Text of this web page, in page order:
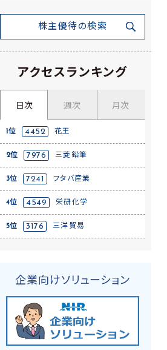
株主優待の検索
アクセスランキング
日次 週次 月次
1位 4452 花王
2位 7976 三菱鉛筆
3位 7241 フタバ産業
4位 4549 栄研化学
5位 3176 三洋貿易
企業向けソリューション